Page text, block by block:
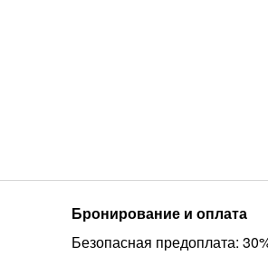
Бронирование и оплата
Безопасная предоплата: